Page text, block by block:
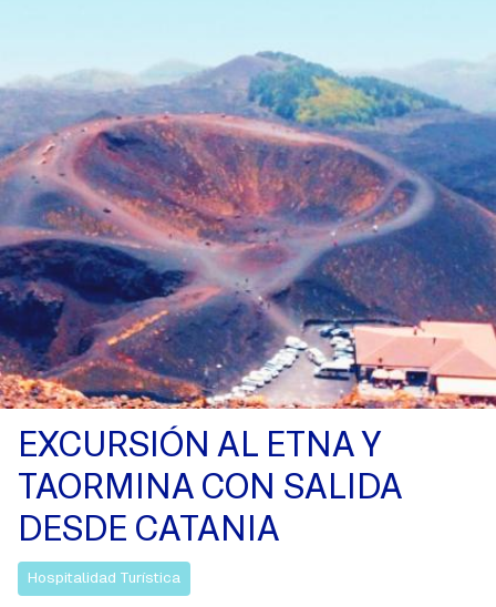
EXCURSIÓN AL ETNA Y
TAORMINA CON SALIDA
DESDE CATANIA
Hospitalidad Turística